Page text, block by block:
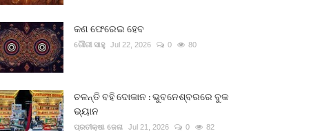
କଣ ଫେରେଇ ହେବ
ଗୌରୀ ସାହୁ Jul 22, 2026 0 80
ଚଳନ୍ତି ବହି ଦୋକାନ : ଭୁବନେଶ୍ବରରେ ବୁକ
ଭ୍ୟାନ
ପ୍ରତୀକ୍ଷା ଜେନା Jul 21, 2026 0 82